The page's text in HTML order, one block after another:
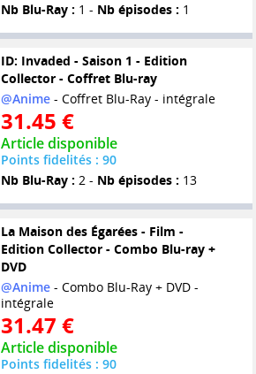
Nb Blu-Ray : 1 - Nb épisodes : 1
ID: Invaded - Saison 1 - Edition
Collector - Coffret Blu-ray
@Anime- Coffret Blu-Ray - intégrale
31.45 €
Article disponible
Points fidelités : 90
Nb Blu-Ray : 2 - Nb épisodes : 13
La Maison des Égarées - Film -
Edition Collector - Combo Blu-ray +
DVD
@Anime- Combo Blu-Ray + DVD -
intégrale
31.47 €
Article disponible
Points fidelités : 90